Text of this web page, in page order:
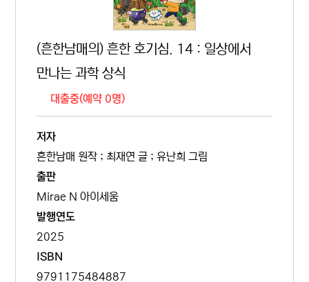
(흔한남매의) 흔한 호기심. 14 : 일상에서
만나는 과학 상식
대출중(예약 0명)
저자
흔한남매 원작 ; 최재연 글 ; 유난희 그림
출판
Mirae N 아이세움
발행연도
2025
ISBN
9791175484887